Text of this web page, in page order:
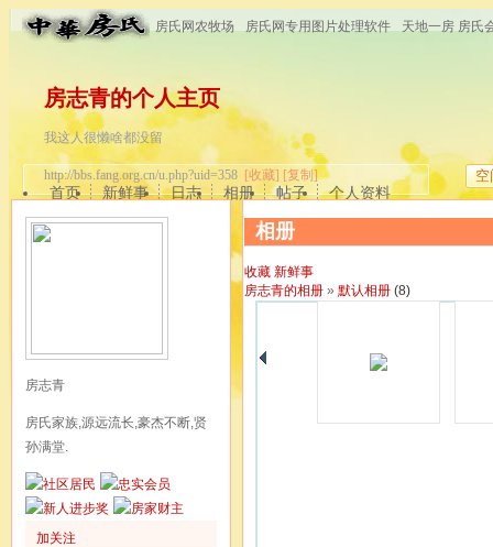
房氏网农牧场 房氏网专用图片处理软件 天地一房 房氏
房志青的个人主页
我这人很懒啥都没留
http://bbs.fang.org.cn/u.php?uid=358 [收藏] [复制] 空
首页 新鲜事 日志 相册 帖子 个人资料
房志青
房氏家族,源远流长,豪杰不断,贤
孙满堂.
加关注
相册
收藏 新鲜事
房志青的相册 » 默认相册 (8)